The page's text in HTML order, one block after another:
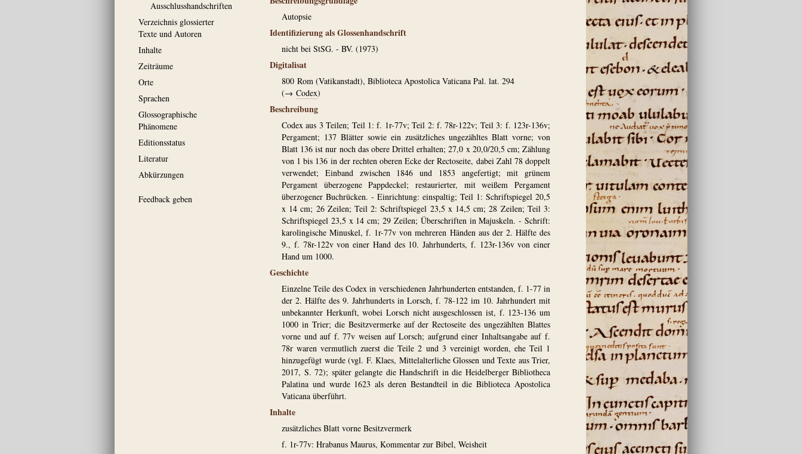
Ausschluss­handschriften
Verzeichnis glossierter
Texte und Autoren
Inhalte
Zeiträume
Orte
Sprachen
Glossographische
Phänomene
Editionsstatus
Literatur
Abkürzungen
Feedback geben
Autopsie
Identifizierung als Glossenhandschrift
nicht bei StSG. - BV. (1973)
Digitalisat
800 Rom (Vatikanstadt), Biblioteca Apostolica Vaticana Pal. lat. 294
(→ Codex)
Beschreibung
Codex aus 3 Teilen; Teil 1: f. 1r-77v; Teil 2: f. 78r-122v; Teil 3: f. 123r-136v;
Pergament; 137 Blätter sowie ein zusätzliches ungezähltes Blatt vorne; von
Blatt 136 ist nur noch das obere Drittel erhalten; 27,0 x 20,0/20,5 cm; Zählung
von 1 bis 136 in der rechten oberen Ecke der Rectoseite, dabei Zahl 78 doppelt
verwendet; Einband zwischen 1846 und 1853 angefertigt; mit grünem
Pergament überzogene Pappdeckel; restaurierter, mit weißem Pergament
überzogener Buchrücken. - Einrichtung: einspaltig; Teil 1: Schriftspiegel 20,5
x 14 cm; 26 Zeilen; Teil 2: Schriftspiegel 23,5 x 14,5 cm; 28 Zeilen; Teil 3:
Schriftspiegel 23,5 x 14 cm; 29 Zeilen; Überschriften in Majuskeln. - Schrift:
karolingische Minuskel, f. 1r-77v von mehreren Händen aus der 2. Hälfte des
9., f. 78r-122v von einer Hand des 10. Jahrhunderts, f. 123r-136v von einer
Hand um 1000.
Geschichte
Einzelne Teile des Codex in verschiedenen Jahrhunderten entstanden, f. 1-77 in
der 2. Hälfte des 9. Jahrhunderts in Lorsch, f. 78-122 im 10. Jahrhundert mit
unbekannter Herkunft, wobei Lorsch nicht ausgeschlossen ist, f. 123-136 um
1000 in Trier; die Besitzvermerke auf der Rectoseite des ungezählten Blattes
vorne und auf f. 77v weisen auf Lorsch; aufgrund einer Inhaltsangabe auf f.
78r waren vermutlich zuerst die Teile 2 und 3 vereinigt worden, ehe Teil 1
hinzugefügt wurde (vgl. F. Klaes, Mittelalterliche Glossen und Texte aus Trier,
2017, S. 72); später gelangte die Handschrift in die Heidelberger Bibliotheca
Palatina und wurde 1623 als deren Bestandteil in die Biblioteca Apostolica
Vaticana überführt.
Inhalte
zusätzliches Blatt vorne Besitzvermerk
f. 1r-77v: Hrabanus Maurus, Kommentar zur Bibel, Weisheit